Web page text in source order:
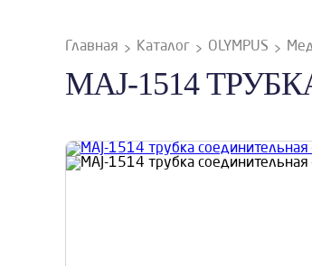
Главная Каталог OLYMPUS
MAJ-1514